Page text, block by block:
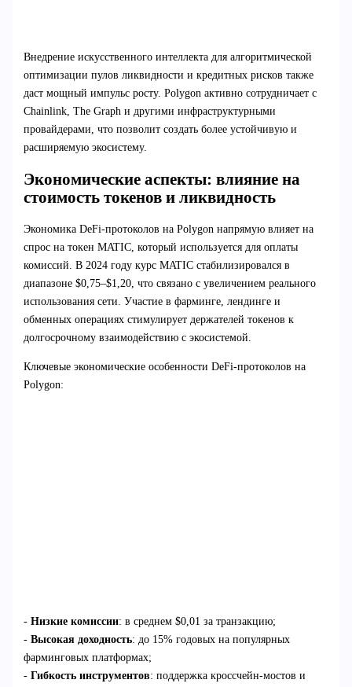
Внедрение искусственного интеллекта для алгоритмической
оптимизации пулов ликвидности и кредитных рисков также
даст мощный импульс росту. Polygon активно сотрудничает с
Chainlink, The Graph и другими инфраструктурными
провайдерами, что позволит создать более устойчивую и
расширяемую экосистему.
Экономические аспекты: влияние на
стоимость токенов и ликвидность
Экономика DeFi-протоколов на Polygon напрямую влияет на
спрос на токен MATIC, который используется для оплаты
комиссий. В 2024 году курс MATIC стабилизировался в
диапазоне $0,75–$1,20, что связано с увеличением реального
использования сети. Участие в фарминге, лендинге и
обменных операциях стимулирует держателей токенов к
долгосрочному взаимодействию с экосистемой.
Ключевые экономические особенности DeFi-протоколов на
Polygon:
- Низкие комиссии: в среднем $0,01 за транзакцию;
- Высокая доходность: до 15% годовых на популярных
фарминговых платформах;
- Гибкость инструментов: поддержка кроссчейн-мостов и